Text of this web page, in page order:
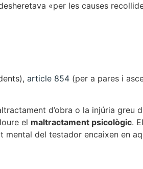
«per les causes
article 854 (per a pares i
d’obra o la injúria greu
el maltractament psicològic.
del testador encaixen en